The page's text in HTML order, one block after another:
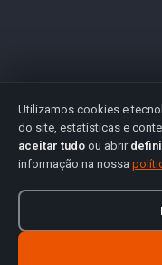
Utilizamos cookies e
do site, estatísticas e
aceitar tudo ou abrir
informação na nossa